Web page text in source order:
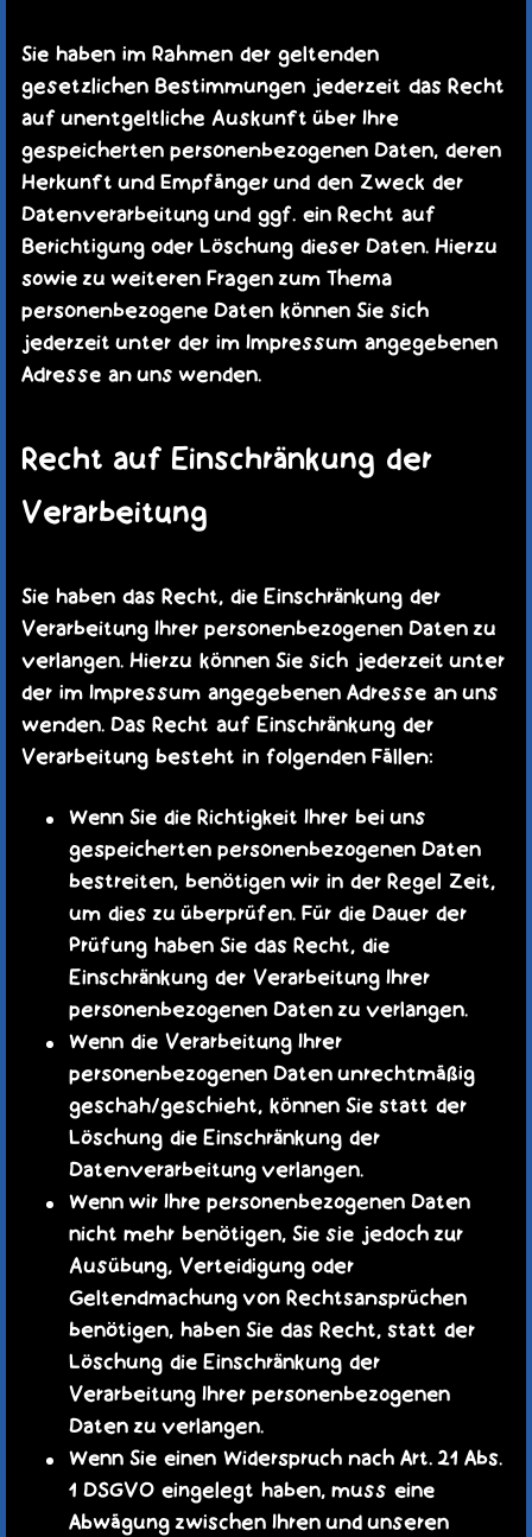
Sie haben im Rahmen der geltenden
gesetzlichen Bestimmungen jederzeit das Recht
auf unentgeltliche Auskunft über Ihre
gespeicherten personenbezogenen Daten, deren
Herkunft und Empfänger und den Zweck der
Datenverarbeitung und ggf. ein Recht auf
Berichtigung oder Löschung dieser Daten. Hierzu
sowie zu weiteren Fragen zum Thema
personenbezogene Daten können Sie sich
jederzeit unter der im Impressum angegebenen
Adresse an uns wenden.
Recht auf Einschränkung der
Verarbeitung
Sie haben das Recht, die Einschränkung der
Verarbeitung Ihrer personenbezogenen Daten zu
verlangen. Hierzu können Sie sich jederzeit unter
der im Impressum angegebenen Adresse an uns
wenden. Das Recht auf Einschränkung der
Verarbeitung besteht in folgenden Fällen:
Wenn Sie die Richtigkeit Ihrer bei uns
gespeicherten personenbezogenen Daten
bestreiten, benötigen wir in der Regel Zeit,
um dies zu überprüfen. Für die Dauer der
Prüfung haben Sie das Recht, die
Einschränkung der Verarbeitung Ihrer
personenbezogenen Daten zu verlangen.
Wenn die Verarbeitung Ihrer
personenbezogenen Daten unrechtmäßig
geschah/geschieht, können Sie statt der
Löschung die Einschränkung der
Datenverarbeitung verlangen.
Wenn wir Ihre personenbezogenen Daten
nicht mehr benötigen, Sie sie jedoch zur
Ausübung, Verteidigung oder
Geltendmachung von Rechtsansprüchen
benötigen, haben Sie das Recht, statt der
Löschung die Einschränkung der
Verarbeitung Ihrer personenbezogenen
Daten zu verlangen.
Wenn Sie einen Widerspruch nach Art. 21 Abs.
1 DSGVO eingelegt haben, muss eine
Abwägung zwischen Ihren und unseren